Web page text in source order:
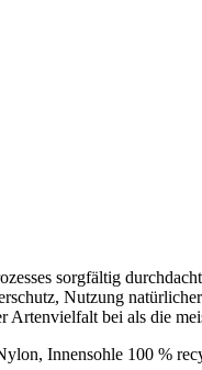
sorgfältig
Nutzung
Artenvielfalt bei als die
Innensohle 100 %